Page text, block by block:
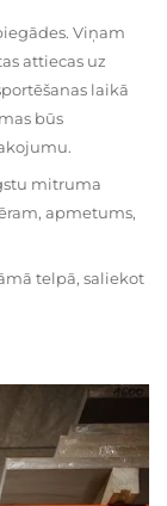
Viņam
attiecas uz
laikā
būs
mitruma
apmetums,
telpā, saliekot